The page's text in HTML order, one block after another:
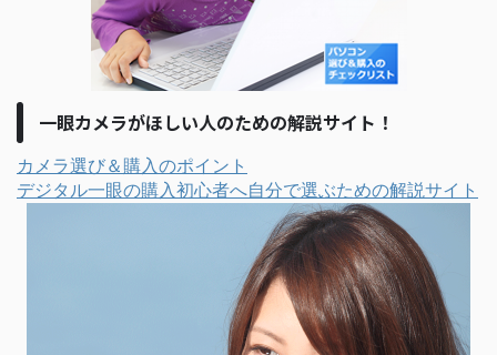
一眼カメラがほしい人のための解説サイト！
カメラ選び＆購入のポイント
デジタル一眼の購入初心者へ自分で選ぶための解説サイト